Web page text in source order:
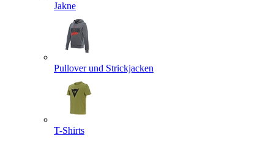
Jakne
Pullover und Strickjacken
T-Shirts